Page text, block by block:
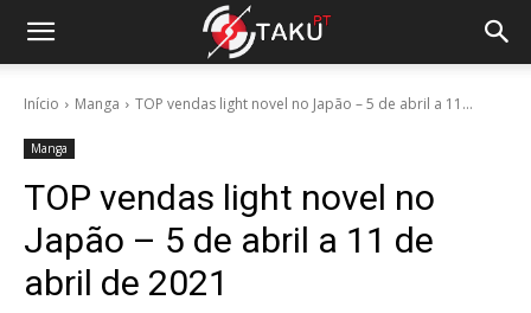
Início Manga TOP vendas light novel no Japão – 5 de abril a 11...
Manga
TOP vendas light novel no
Japão – 5 de abril a 11 de
abril de 2021